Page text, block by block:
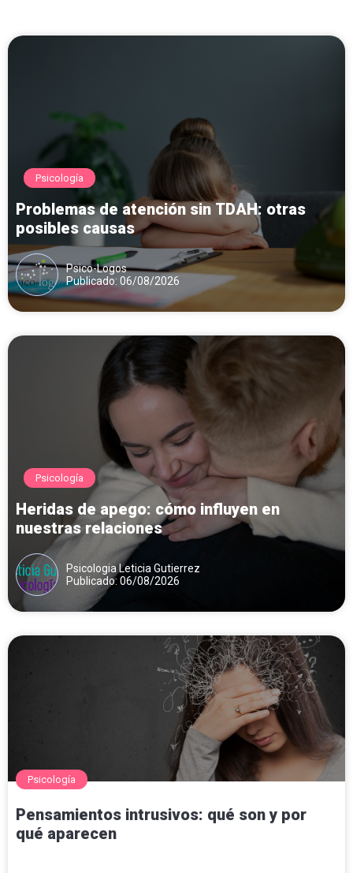
Psicología
Problemas de atención sin TDAH: otras
posibles causas
Psico-Logos
Publicado: 06/08/2026
Psicología
Heridas de apego: cómo influyen en
nuestras relaciones
Psicologia Leticia Gutierrez
Publicado: 06/08/2026
Psicología
Pensamientos intrusivos: qué son y por
qué aparecen